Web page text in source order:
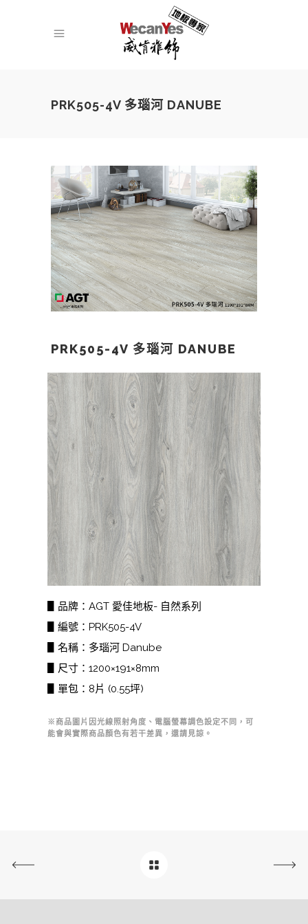
PRK505-4V 多瑙河 DANUBE
PRK505-4V 多瑙河 DANUBE
▋品牌：AGT 愛佳地板- 自然系列
▋編號：PRK505-4V
▋名稱：多瑙河 Danube
▋尺寸：1200×191×8mm
▋單包：8片 (0.55坪)
※商品圖片因光線照射角度、電腦螢幕調色設定不同，可
能會與實際商品顏色有若干差異，還請見諒。